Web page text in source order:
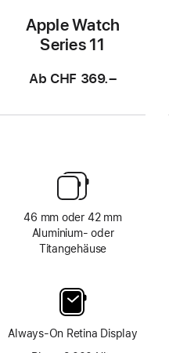
Apple Watch
Series 11
Ab CHF 369.–
46 mm oder 42 mm
Aluminium‑ oder
Titangehäuse
Always-On Retina Display